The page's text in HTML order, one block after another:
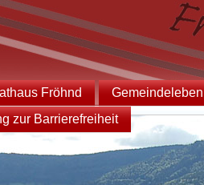
Fröhnd Gemeindeleben
zur Barrierefreiheit